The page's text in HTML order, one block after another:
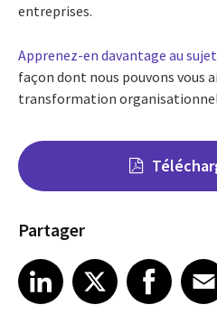
entreprises.
Apprenez-en davantage au
façon dont nous pouvons vous
transformation
Partager
Share on LinkedIn
LinkedIn
Share on X Share on FacebookFacebook
Share